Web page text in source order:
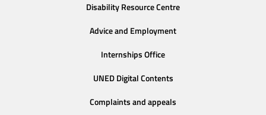
Disability Resource Centre
Advice and Employment
Internships Office
UNED Digital Contents
Complaints and appeals